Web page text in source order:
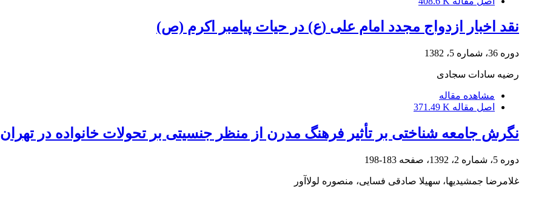
نقد اخبار ازدواج مجدد امام علی (ع) در حیات پیامبر اکرم (ص)
دوره 36، شماره 5، 1382
رضیه سادات سجادی
مشاهده مقاله
اصل مقاله 371.49 K
نگرش جامعه شناختی بر تأثیر فرهنگ مدرن از منظر جنسیتی بر تحولات خانواده در تهران
دوره 5، شماره 2، 1392، صفحه 183-198
غلامرضا جمشیدیها، سهیلا صادقی فسایی، منصوره لولاآور